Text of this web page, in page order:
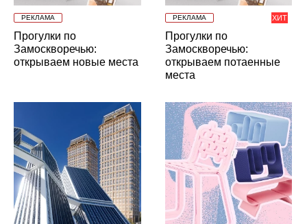
РЕКЛАМА
Прогулки по
Замоскворечью:
открываем новые места
ХИТ
РЕКЛАМА
Прогулки по
Замоскворечью:
открываем потаенные
места